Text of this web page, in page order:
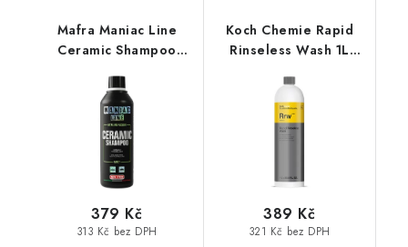
Mafra Maniac Line
Ceramic Shampoo
keramickou ochranou
313 Kč bez DPH
379 Kč
Koch Chemie Rapid
Rinseless Wash 1L
autošampon
321 Kč bez DPH
389 Kč